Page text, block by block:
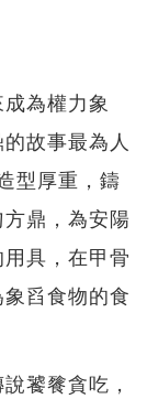
為權力象
故事最為人
型厚重，鑄
鼎，為安陽
具，在甲骨
舀食物的食
饕餮貪吃，